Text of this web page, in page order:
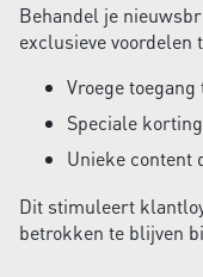
Behandel je
exclusieve voordelen
Vroege
Speciale
Unieke content
Dit stimuleert
betrokken te blijven